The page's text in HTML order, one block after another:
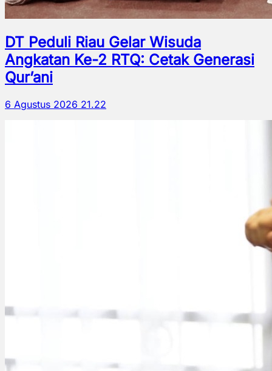
DT Peduli Riau Gelar Wisuda
Angkatan Ke-2 RTQ: Cetak Generasi
Qur’ani
6 Agustus 2026 21.22